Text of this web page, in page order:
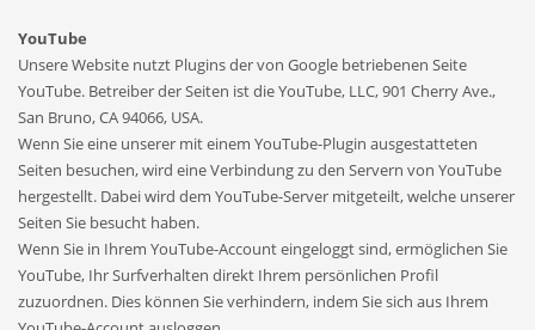
YouTube
Unsere Website nutzt Plugins der von Google betriebenen Seite
YouTube. Betreiber der Seiten ist die YouTube, LLC, 901 Cherry Ave.,
San Bruno, CA 94066, USA.
Wenn Sie eine unserer mit einem YouTube-Plugin ausgestatteten
Seiten besuchen, wird eine Verbindung zu den Servern von YouTube
hergestellt. Dabei wird dem YouTube-Server mitgeteilt, welche unserer
Seiten Sie besucht haben.
Wenn Sie in Ihrem YouTube-Account eingeloggt sind, ermöglichen Sie
YouTube, Ihr Surfverhalten direkt Ihrem persönlichen Profil
zuzuordnen. Dies können Sie verhindern, indem Sie sich aus Ihrem